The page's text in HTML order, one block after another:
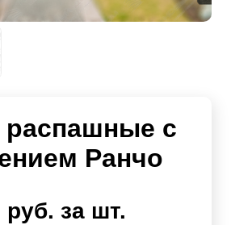
распашные с
Ранчо
руб. за шт.